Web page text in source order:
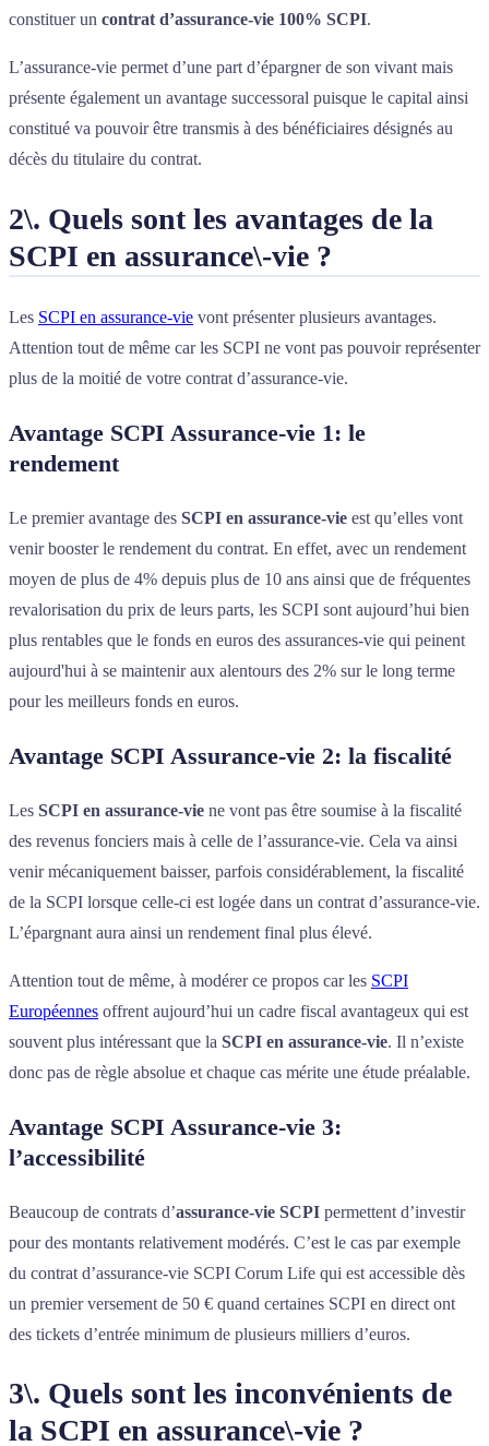
constituer un contrat d’assurance-vie 100% SCPI.
L’assurance-vie permet d’une part d’épargner de son vivant mais
présente également un avantage successoral puisque le capital ainsi
constitué va pouvoir être transmis à des bénéficiaires désignés au
décès du titulaire du contrat.
2\. Quels sont les avantages de la
SCPI en assurance\-vie ?
Les SCPI en assurance-vie vont présenter plusieurs avantages.
Attention tout de même car les SCPI ne vont pas pouvoir représenter
plus de la moitié de votre contrat d’assurance-vie.
Avantage SCPI Assurance-vie 1: le
rendement
Le premier avantage des SCPI en assurance-vie est qu’elles vont
venir booster le rendement du contrat. En effet, avec un rendement
moyen de plus de 4% depuis plus de 10 ans ainsi que de fréquentes
revalorisation du prix de leurs parts, les SCPI sont aujourd’hui bien
plus rentables que le fonds en euros des assurances-vie qui peinent
aujourd'hui à se maintenir aux alentours des 2% sur le long terme
pour les meilleurs fonds en euros.
Avantage SCPI Assurance-vie 2: la fiscalité
Les SCPI en assurance-vie ne vont pas être soumise à la fiscalité
des revenus fonciers mais à celle de l’assurance-vie. Cela va ainsi
venir mécaniquement baisser, parfois considérablement, la fiscalité
de la SCPI lorsque celle-ci est logée dans un contrat d’assurance-vie.
L’épargnant aura ainsi un rendement final plus élevé.
Attention tout de même, à modérer ce propos car les SCPI
Européennes offrent aujourd’hui un cadre fiscal avantageux qui est
souvent plus intéressant que la SCPI en assurance-vie. Il n’existe
donc pas de règle absolue et chaque cas mérite une étude préalable.
Avantage SCPI Assurance-vie 3:
l’accessibilité
Beaucoup de contrats d’assurance-vie SCPI permettent d’investir
pour des montants relativement modérés. C’est le cas par exemple
du contrat d’assurance-vie SCPI Corum Life qui est accessible dès
un premier versement de 50 € quand certaines SCPI en direct ont
des tickets d’entrée minimum de plusieurs milliers d’euros.
3\. Quels sont les inconvénients de
la SCPI en assurance\-vie ?